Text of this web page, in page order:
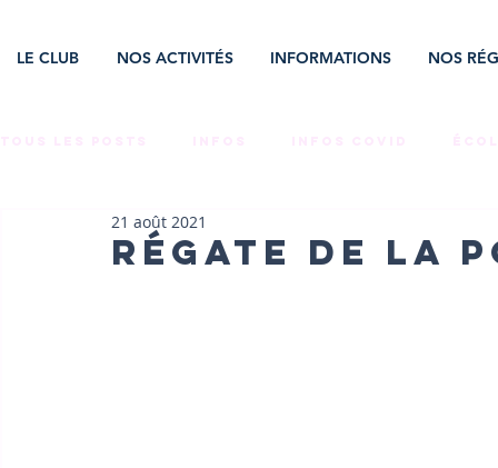
LE CLUB NOS ACTIVITÉS INFORMATIONS NOS
LA VIE AU CLUB
Régate de la
21 août 2021